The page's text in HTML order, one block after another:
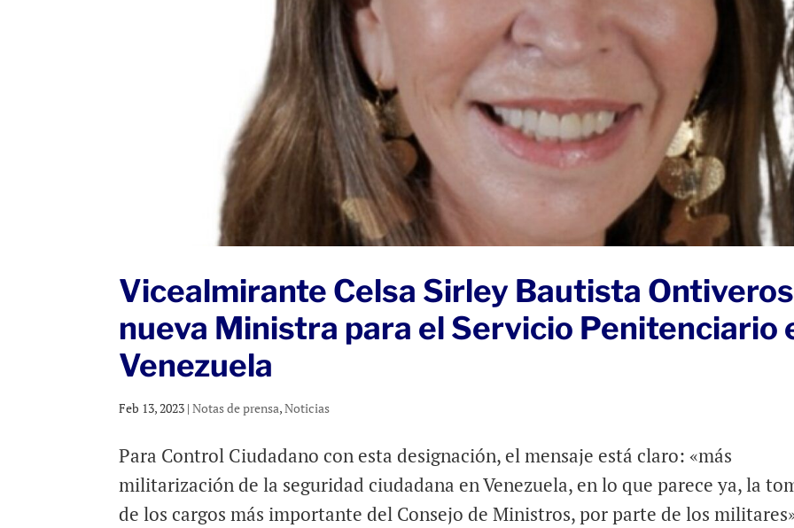
Vicealmirante Celsa Sirley Bautista Ontiveros
nueva Ministra para el Servicio Penitenciario
Venezuela
Feb 13, 2023 |Notas de prensa,Noticias
Para Control Ciudadano con esta designación, el mensaje está claro: «más
militarización de la seguridad ciudadana en Venezuela, en lo que parece ya, la
de los cargos más importante del Consejo de Ministros, por parte de los